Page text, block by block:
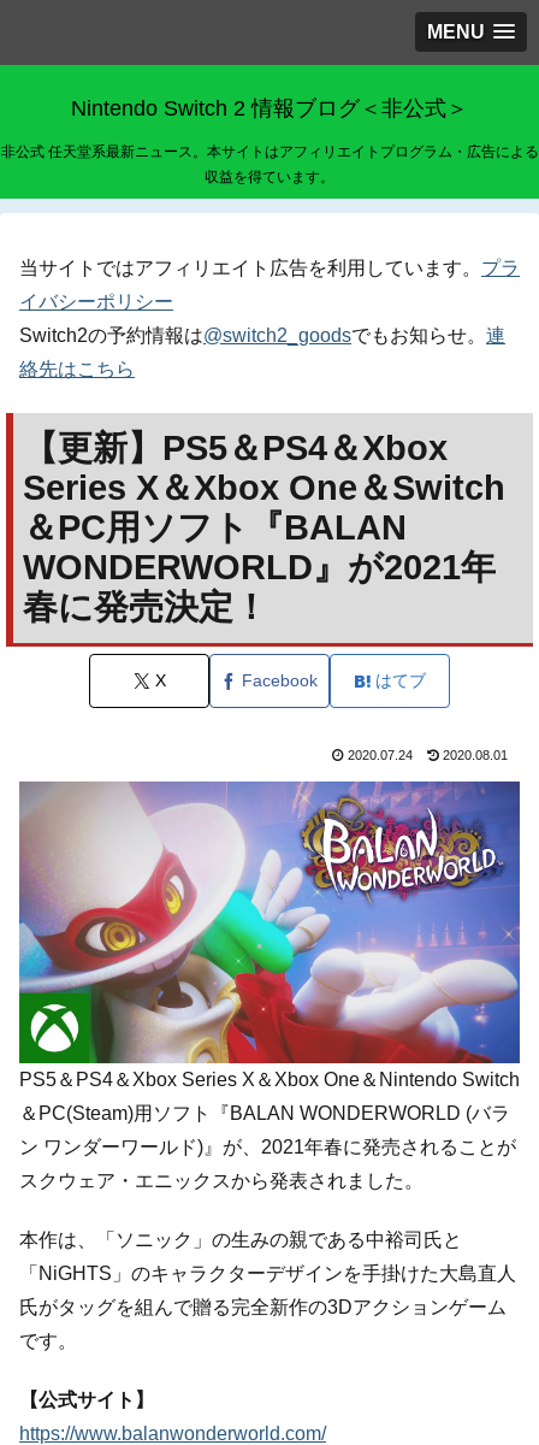
MENU
Nintendo Switch 2 情報ブログ＜非公式＞
非公式 任天堂系最新ニュース。本サイトはアフィリエイトプログラム・広告による
収益を得ています。
当サイトではアフィリエイト広告を利用しています。 プラ
イバシーポリシー
Switch2の予約情報は@switch2_goodsでもお知らせ。 連
絡先はこちら
【更新】PS5＆PS4＆Xbox
Series X＆Xbox One＆Switch
＆PC用ソフト『BALAN
WONDERWORLD』が2021年
春に発売決定！
X Facebook はてブ
2020.07.24 2020.08.01
PS5＆PS4＆Xbox Series X＆Xbox One＆Nintendo Switch
＆PC(Steam)用ソフト『BALAN WONDERWORLD (バラ
ン ワンダーワールド)』が、2021年春に発売されることが
スクウェア・エニックスから発表されました。
本作は、「ソニック」の生みの親である中裕司氏と
「NiGHTS」のキャラクターデザインを手掛けた大島直人
氏がタッグを組んで贈る完全新作の3Dアクションゲーム
です。
【公式サイト】
https://www.balanwonderworld.com/